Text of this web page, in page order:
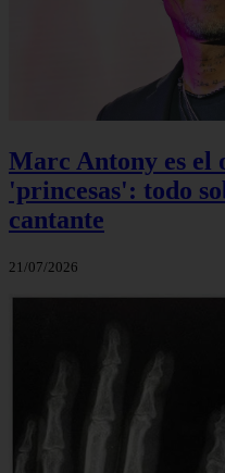
Marc Antony es el
'princesas': todo
cantante
21/07/2026